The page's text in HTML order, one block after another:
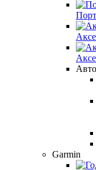
Авто
Garmin